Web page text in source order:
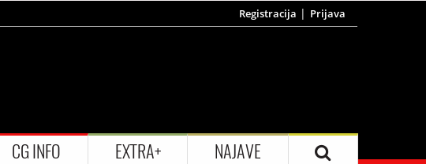
Registracija Prijava
CG INFO EXTRA+ NAJAVE